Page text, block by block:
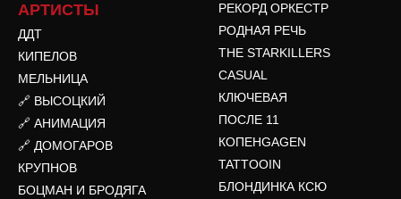
АРТИСТЫ
ДДТ
КИПЕЛОВ
МЕЛЬНИЦА
🔗 ВЫСОЦКИЙ
🔗 АНИМАЦИЯ
🔗 ДОМОГАРОВ
КРУПНОВ
БОЦМАН И БРОДЯГА
РЕКОРД ОРКЕСТР
РОДНАЯ РЕЧЬ
THE STARKILLERS
CASUAL
КЛЮЧЕВАЯ
ПОСЛЕ 11
КОПЕНGAGEN
TATTOOIN
БЛОНДИНКА КСЮ